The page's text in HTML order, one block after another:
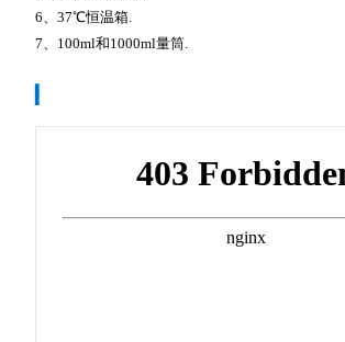
6、37℃恒温箱.
7、100ml和1000ml量筒.